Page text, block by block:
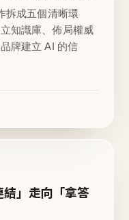
拆成五個清晰環
知識庫、佈局權威
牌建立 AI 的信
」走向「拿答